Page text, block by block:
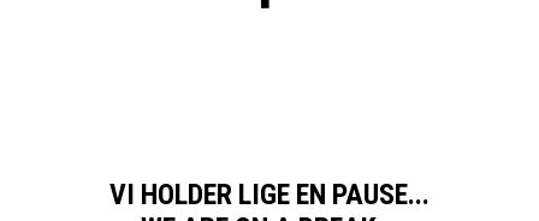
VI HOLDER LIGE EN PAUSE...